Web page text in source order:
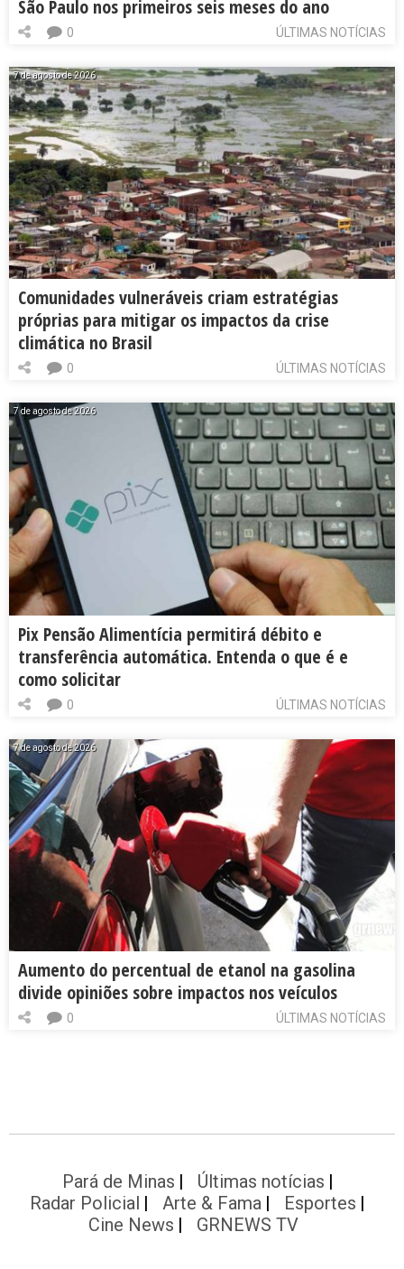
São Paulo nos primeiros seis meses do ano
ÚLTIMAS NOTÍCIAS
0
7 de agosto de 2026
Comunidades vulneráveis criam estratégias
próprias para mitigar os impactos da crise
climática no Brasil
ÚLTIMAS NOTÍCIAS
0
7 de agosto de 2026
Pix Pensão Alimentícia permitirá débito e
transferência automática. Entenda o que é e
como solicitar
ÚLTIMAS NOTÍCIAS
0
7 de agosto de 2026
Aumento do percentual de etanol na gasolina
divide opiniões sobre impactos nos veículos
ÚLTIMAS NOTÍCIAS
0
Pará de Minas
Últimas notícias
Radar Policial
Arte & Fama
Esportes
Cine News
GRNEWS TV